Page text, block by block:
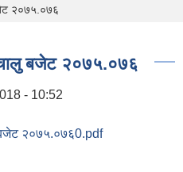
२०७५.०७६
चालु बजेट २०७५.०७६
- 10:52
बजेट २०७५.०७६0.pdf